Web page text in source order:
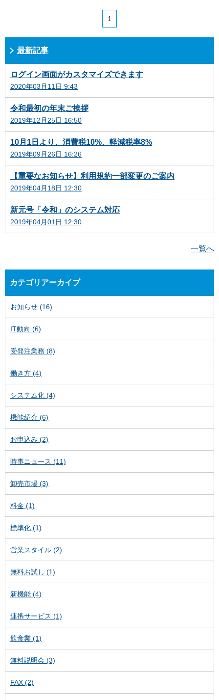
1
最新記事
ログイン画面がカスタマイズできます
2020年03月11日 9:43
令和最初の年末ご挨拶
2019年12月25日 16:50
10月1日より、消費税10%、軽減税率8%
2019年09月26日 16:26
【重要なお知らせ】利用規約一部変更のご案内
2019年04月18日 12:30
新元号「令和」のシステム対応
2019年04月01日 12:30
一覧へ
カテゴリアーカイブ
お知らせ (16)
IT動向 (6)
受発注業務 (8)
働き方 (4)
システム化 (4)
機能紹介 (6)
お申込み (2)
時事ニュース (11)
卸売市場 (3)
料金 (1)
標準化 (1)
営業スタイル (2)
無料お試し (1)
新機能 (4)
連携サービス (1)
飲食業 (1)
無料説明会 (3)
FAX (2)